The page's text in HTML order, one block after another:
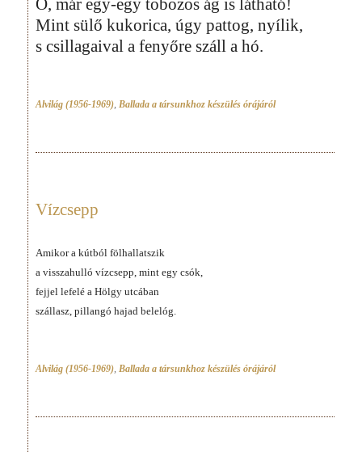
Ó, már egy-egy tobozos ág is látható!
Mint sülő kukorica, úgy pattog, nyílik,
s csillagaival a fenyőre száll a hó.
Alvilág (1956-1969), Ballada a társunkhoz készülés órájáról
Vízcsepp
Amikor a kútból fölhallatszik
a visszahulló vízcsepp, mint egy csók,
fejjel lefelé a Hölgy utcában
szállasz, pillangó hajad belelóg.
Alvilág (1956-1969), Ballada a társunkhoz készülés órájáról